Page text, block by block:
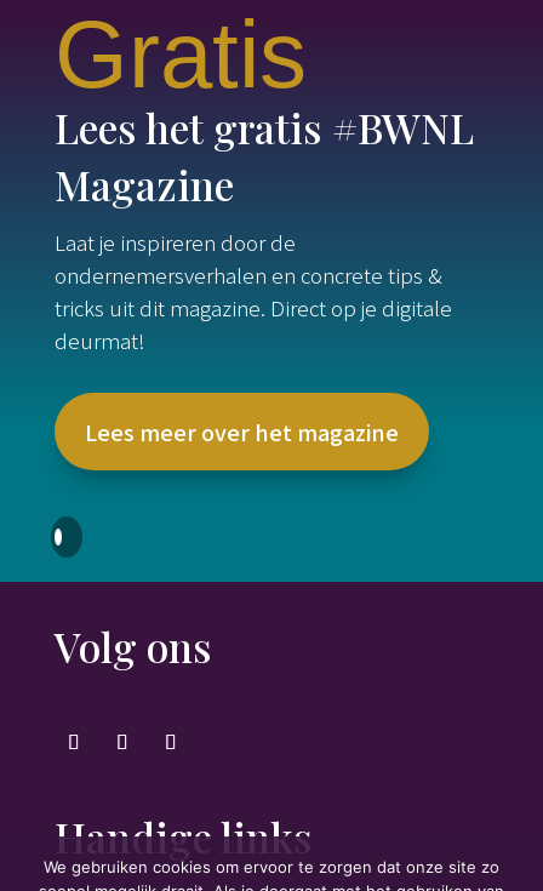
Gratis
Lees het gratis #BWNL
Magazine
Laat je inspireren door de
ondernemersverhalen en concrete tips &
tricks uit dit magazine. Direct op je digitale
deurmat!
Lees meer over het magazine
Volg ons
Handige links
We gebruiken cookies om ervoor te zorgen dat onze site zo